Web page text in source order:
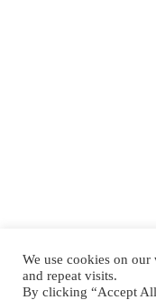
We use cookies on
and repeat visits.
By clicking “Accept